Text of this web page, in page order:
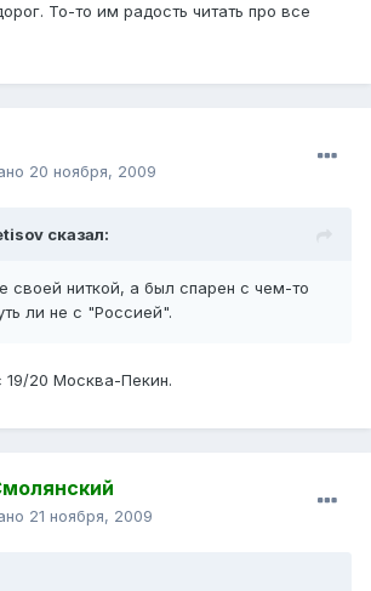
То-то им радость читать про все
20 ноября, 2009
сказал:
своей ниткой, а был спарен с чем-то
ли не с "Россией".
20 Москва-Пекин.
21 ноября, 2009